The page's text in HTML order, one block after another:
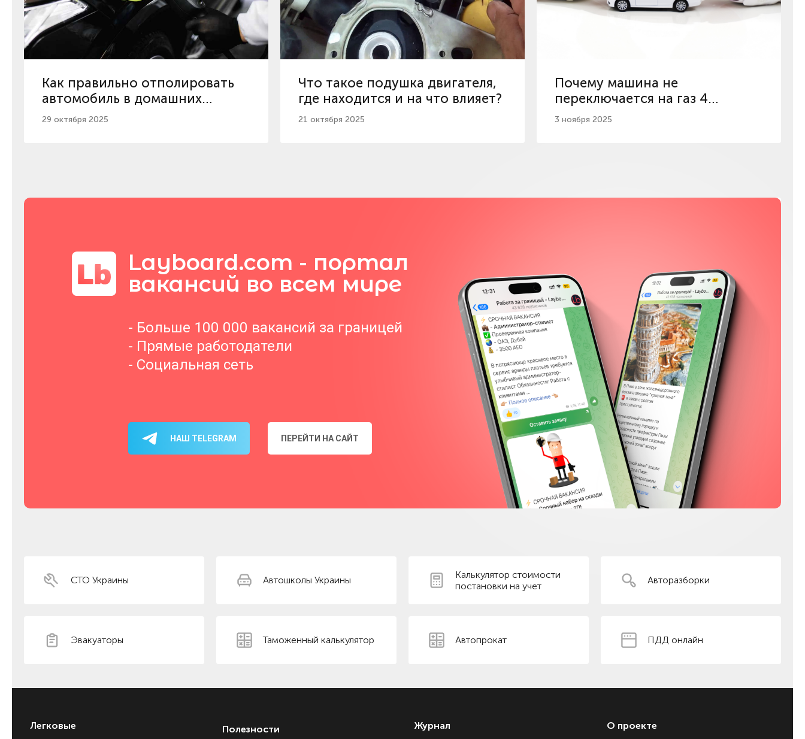
Как правильно отполировать
автомобиль в домашних
условиях?
29 октября 2025
Что такое подушка двигателя,
где находится и на что влияет?
21 октября 2025
Почему машина не
переключается на газ 4
поколения?
3 ноября 2025
Facebook
YouTube
Layboard.com - портал
вакансий во всем мире
- Больше 100 000 вакансий за границей
- Прямые работодатели
- Социальная сеть
НАШ TELEGRAM ПЕРЕЙТИ НА САЙТ
СТО Украины Автошколы Украины
Калькулятор стоимости
постановки на учет
Авторазборки
Эвакуаторы Таможенный калькулятор Автопрокат ПДД онлайн
Легковые
Полезности
Журнал
О проекте